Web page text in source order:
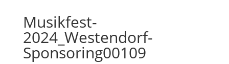
Musikfest-
2024_Westendorf-
Sponsoring00109